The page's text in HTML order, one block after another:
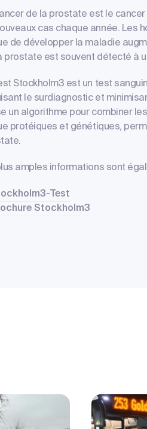
de la prostate est le cancer
cas chaque année. Les
de développer la maladie
prostate est souvent détecté à
Stockholm3 est un test
le surdiagnostic et
un algorithme pour combiner
protéiques et génétiques,
amples informations sont
Test
Stockholm3